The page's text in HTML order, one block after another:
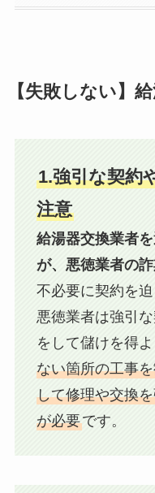
【失敗しない】
1.強引な契約
注意
給湯器交換業者
が、悪徳業者の詐
不必要に契約を
悪徳業者は強引
をして儲けを得よ
ない箇所の工事
して修理や交換
が必要です。